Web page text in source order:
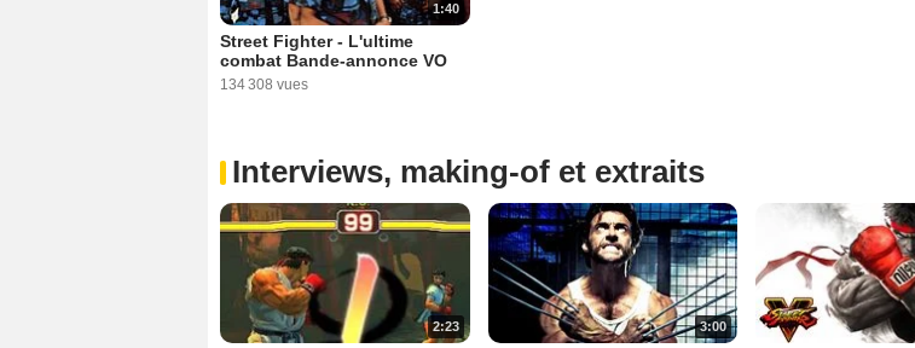
1:40
Street Fighter - L'ultime
combat Bande-annonce VO
134 308 vues
Interviews, making-of et extraits
2:23 3:00